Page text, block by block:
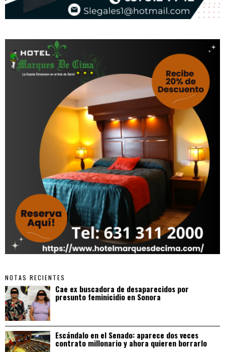
NOTAS RECIENTES
Cae ex buscadora de desaparecidos por
presunto feminicidio en Sonora
Escándalo en el Senado: aparece dos veces
contrato millonario y ahora quieren borrarlo